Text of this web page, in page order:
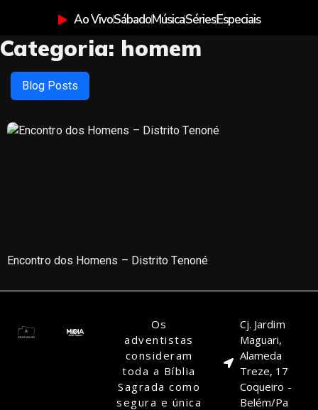
Ao VivoSábadoMúsicaSériesEspeciais
Categoria: homem
Blog Posts
Encontro dos Homens – Distrito Tenoné
Os
adventistas
consideram
toda a Bíblia
Sagrada como
segura e única
Cj. Jardim
Maguari,
Alameda
Treze, 17
Coqueiro -
Belém/Pa